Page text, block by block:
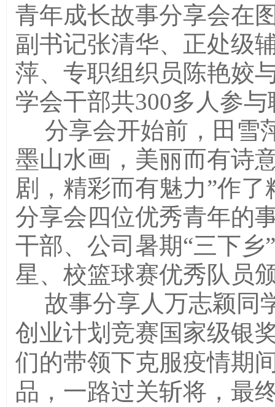
青年成长故事分享会在
副书记张清华、正处级
萍、专职组织员陈艳姣
学会干部共300多人参
分享会开始前，田雪
墨山水画，美丽而有诗
剧，精彩而有魅力”作
分享会四位优秀青年的
干部、公司暑期“三下
星、校篮球赛优秀队员
故事分享人万志颖同
创业计划竞赛国家级银
们的带领下克服疫情期
品，一路过关斩将，最